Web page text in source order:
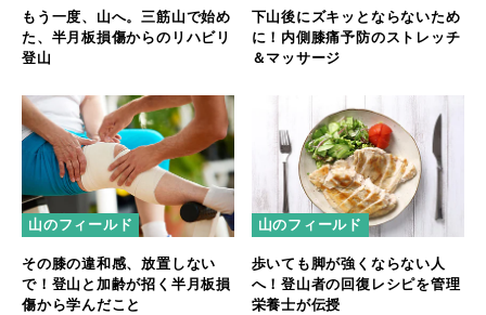
もう一度、山へ。三筋山で始め
た、半月板損傷からのリハビリ
登山
下山後にズキッとならないため
に！内側膝痛予防のストレッチ
＆マッサージ
山のフィールド
その膝の違和感、放置しない
で！登山と加齢が招く半月板損
傷から学んだこと
山のフィールド
歩いても脚が強くならない人
へ！登山者の回復レシピを管理
栄養士が伝授